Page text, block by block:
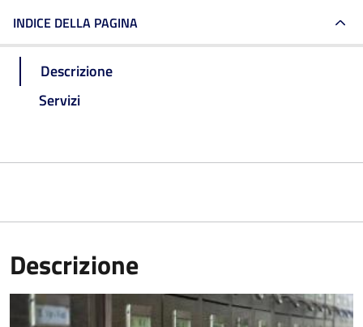
INDICE DELLA PAGINA
Descrizione
Servizi
Descrizione